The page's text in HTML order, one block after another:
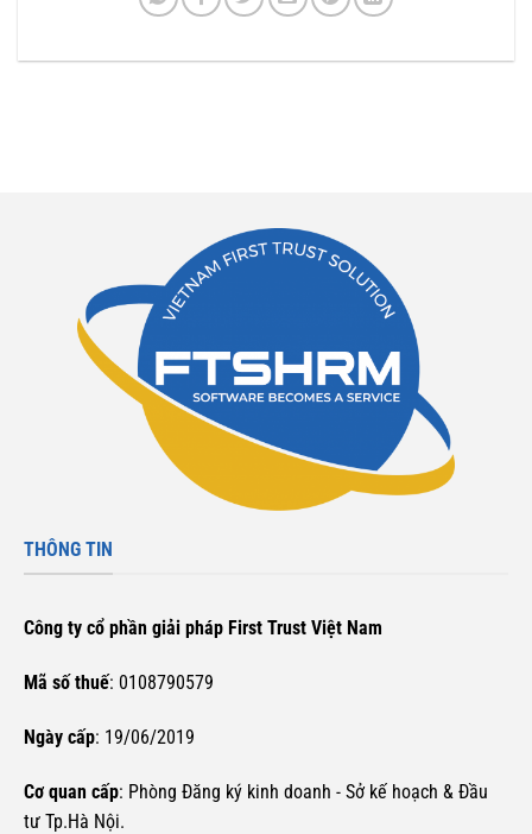
THÔNG TIN
Công ty cổ phần giải pháp First Trust Việt Nam
Mã số thuế: 0108790579
Ngày cấp: 19/06/2019
Cơ quan cấp: Phòng Đăng ký kinh doanh - Sở kế hoạch & Đầu
tư Tp.Hà Nội.